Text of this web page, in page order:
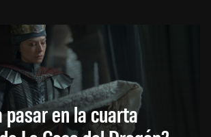
pasar en la cuarta